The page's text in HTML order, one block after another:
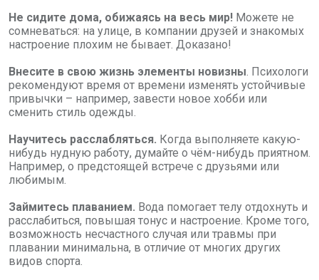
Не сидите дома, обижаясь на весь мир! Можете не
сомневаться: на улице, в компании друзей и знакомых
настроение плохим не бывает. Доказано!
Внесите в свою жизнь элементы новизны. Психологи
рекомендуют время от времени изменять устойчивые
привычки – например, завести новое хобби или
сменить стиль одежды.
Научитесь расслабляться. Когда выполняете какую-
нибудь нудную работу, думайте о чём-нибудь приятном.
Например, о предстоящей встрече с друзьями или
любимым.
Займитесь плаванием. Вода помогает телу отдохнуть и
расслабиться, повышая тонус и настроение. Кроме того,
возможность несчастного случая или травмы при
плавании минимальна, в отличие от многих других
видов спорта.